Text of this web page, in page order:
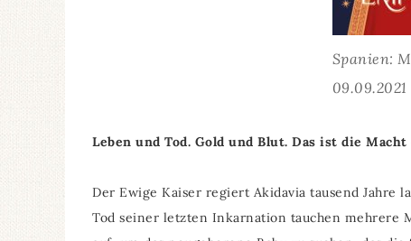
Spanien:
09.09.2021
Leben und Tod. Gold und Blut. Das ist die
Der Ewige Kaiser regiert Akidavia tausend Jahre
Tod seiner letzten Inkarnation tauchen mehrere